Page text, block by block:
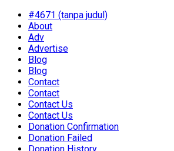
#4671 (tanpa judul)
About
Adv
Advertise
Blog
Blog
Contact
Contact
Contact Us
Contact Us
Donation Confirmation
Donation Failed